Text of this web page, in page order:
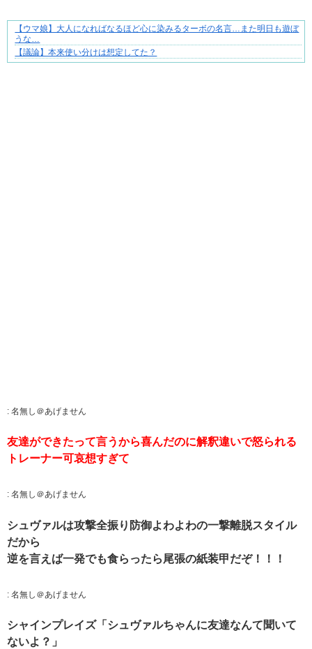
悩んでいるのは私だけ？夫との距離
【ウマ娘】大人になればなるほど心に染みるターボの名言…また明日も遊ぼ
うな…
【議論】本来使い分けは想定してた？
: 名無し＠あげません
友達ができたって言うから喜んだのに解釈違いで怒られる
トレーナー可哀想すぎて
: 名無し＠あげません
シュヴァルは攻撃全振り防御よわよわの一撃離脱スタイル
だから
逆を言えば一発でも食らったら尾張の紙装甲だぞ！！！
: 名無し＠あげません
シャインプレイズ「シュヴァルちゃんに友達なんて聞いて
ないよ？」